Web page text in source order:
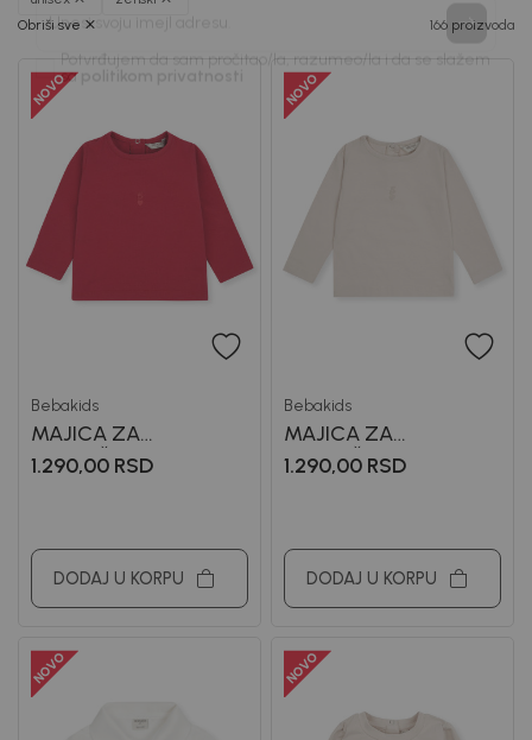
166 proizvoda
Obriši sve
Bebakids
MAJICA ZA
DEVOJČICE BASIC
1.290,00 RSD
DODAJ U KORPU
Bebakids
MAJICA ZA
DEVOJČICE BASIC
1.290,00 RSD
DODAJ U KORPU
Prijavi se, ostvari popuste i postani deo BebaKids
priče.
Unesi svoju imejl adresu.
Potvrđujem da sam pročitao/la, razumeo/la i da se slažem
politikom privatnosti